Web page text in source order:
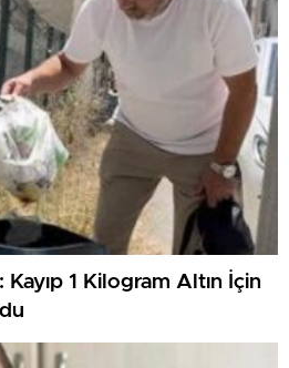
Kayıp 1 Kilogram Altın İçin